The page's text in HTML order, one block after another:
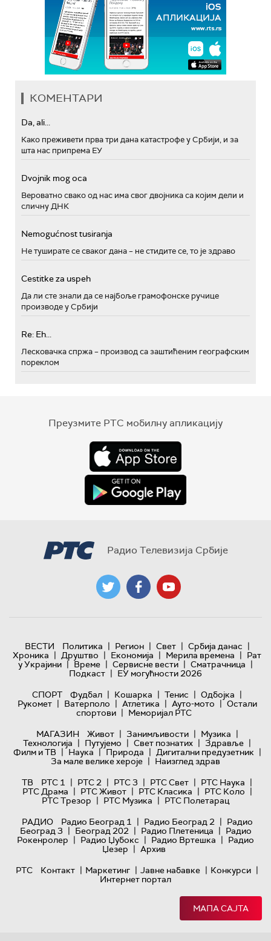
КОМЕНТАРИ
Da, ali...
Како преживети прва три дана катастрофе у Србији, и за
шта нас припрема ЕУ
Dvojnik mog oca
Вероватно свако од нас има свог двојника са којим дели и
сличну ДНК
Nemogućnost tusiranja
Не туширате се сваког дана – не стидите се, то је здраво
Cestitke za uspeh
Да ли сте знали да се најбоље грамофонске ручице
производе у Србији
Re: Eh...
Лесковачка спржа – производ са заштићеним географским
пореклом
Преузмите РТС мобилну апликацију
Радио Телевизија Србије
ВЕСТИ Политика | Регион | Свет | Србија данас |
Хроника | Друштво | Економија | Мерила времена | Рат
у Украјини | Време | Сервисне вести | Сматрачница |
Подкаст | ЕУ могућности 2026
СПОРТ
Фудбал | Кошарка | Тенис | Одбојка |
Рукомет | Ватерполо | Атлетика | Ауто-мото | Остали
спортови | Меморијал РТС
МАГАЗИН
Живот | Занимљивости | Музика |
Технологијa | Путујемо | Свет познатих | Здравље |
Филм и ТВ | Наука | Природа | Дигитални предузетник |
За мале велике хероје | Наизглед здрав
ТВ
РТС 1 | РТС 2 | РТС 3 | РТС Свет | РТС Наука |
РТС Драма | РТС Живот | РТС Класика | РТС Коло |
РТС Трезор | РТС Музика | РТС Полетарац
РАДИО
Радио Београд 1 | Радио Београд 2 | Радио
Београд 3 | Београд 202 | Радио Плетеница | Радио
Рокенролер | Радио Џубокс | Радио Вртешка | Радио
Џезер | Архив
РТС
Контакт | Маркетинг | Јавне набавке | Конкурси |
Интернет портал
МАПА САЈТА